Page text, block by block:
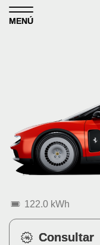
Skip to content
MENÚ
122.0 kWh
Consultar